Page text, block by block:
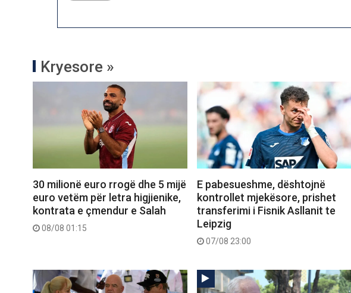
Kryesore »
30 milionë euro rrogë dhe 5 mijë
euro vetëm për letra higjienike,
kontrata e çmendur e Salah
08/08 01:15
E pabesueshme, dështojnë
kontrollet mjekësore, prishet
transferimi i Fisnik Asllanit te
Leipzig
07/08 23:00